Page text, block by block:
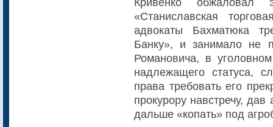
«Станиславская
адвокаты Бахматюка
Банку», и занимало не
Романовича, в
надлежащего статуса,
права требовать его
прокурору навстречу,
дальше «копать» под